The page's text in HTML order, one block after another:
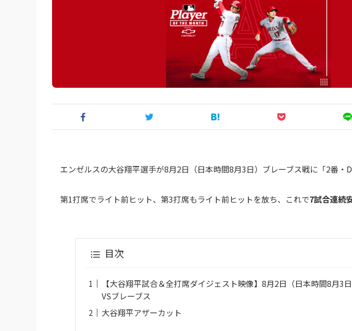
エンゼルスの大谷翔平選手が8月2日（日本時間8月3日）ブレーブス戦に「2番・
第1打席でライト前ヒット、第3打席もライト前ヒットを放ち、これで7試合連続
目次
【大谷翔平試合＆全打席ダイジェスト映像】8月2日（日本時間8月3
VSブレーブス
大谷翔平アザーカット